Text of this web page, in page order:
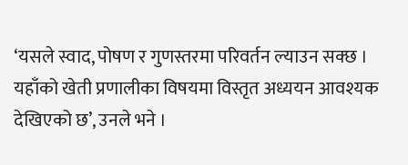
‘यसले स्वाद, पोषण र गुणस्तरमा परिवर्तन ल्याउन सक्छ ।
यहाँको खेती प्रणालीका विषयमा विस्तृत अध्ययन आवश्यक
देखिएको छ’, उनले भने ।